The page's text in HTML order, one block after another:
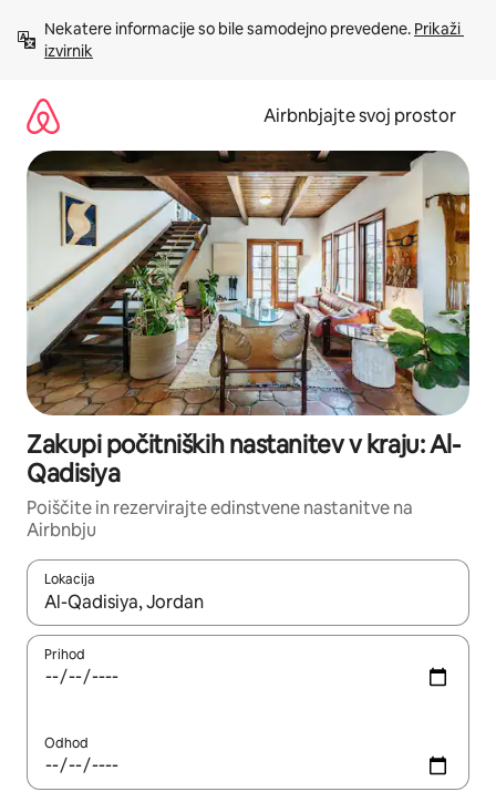
vsebino
Nekatere informacije so bile samodejno prevedene. Prikaži
izvirnik
Airbnbjajte svoj prostor
Zakupi počitniških nastanitev v kraju: Al-
Qadisiya
Poiščite in rezervirajte edinstvene nastanitve na
Airbnbju
Lokacija
Ko so rezultati na voljo, krmarite s puščičnima tipkama gor in
Prihod
Odhod